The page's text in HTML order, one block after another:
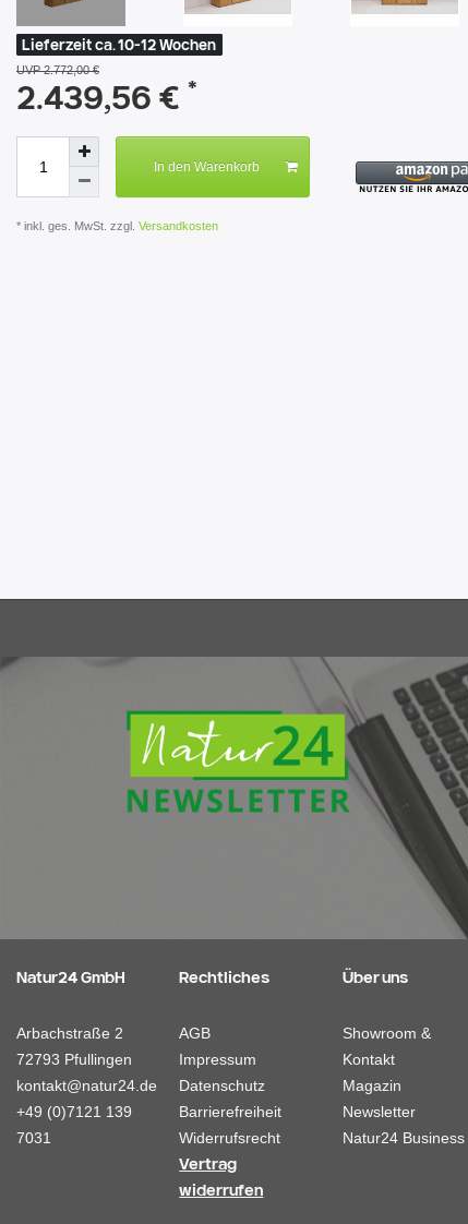
Lieferzeit ca. 10-12 Wochen
UVP 2.772,00 €
2.439,56 € *
In den Warenkorb
* inkl. ges. MwSt. zzgl. Versandkosten
Natur24 GmbH
Arbachstraße 2
72793 Pfullingen
kontakt@natur24.de
+49 (0)7121 139
7031
Rechtliches
AGB
Impressum
Datenschutz
Barrierefreiheit
Widerrufsrecht
Vertrag
widerrufen
Über uns
Showroom &
Kontakt
Magazin
Newsletter
Natur24 Business